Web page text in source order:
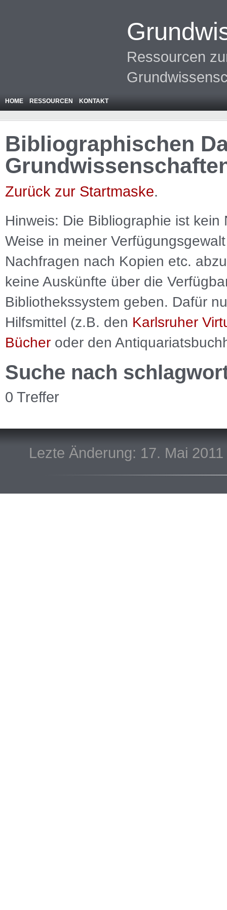
Ressourcen
HOME RESSOURCEN KONTAKT
Bibliographischen
Zurück zur Startmaske.
Hinweis: Die Bibliographie ist kein
Weise in meiner
Nachfragen nach Kopien etc.
keine Auskünfte über die
Bibliothekssystem geben. Dafür
Hilfsmittel (z.B. den Karlsruher
Bücher oder den
Suche nach
0 Treffer
Lezte Änderung: 17. Mai